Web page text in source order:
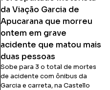
da Viação Garcia de
Apucarana que morreu
ontem em grave
acidente que matou mais
duas pessoas
Sobe para 3 o total de mortes
de acidente com ônibus da
Garcia e carreta, na Castello